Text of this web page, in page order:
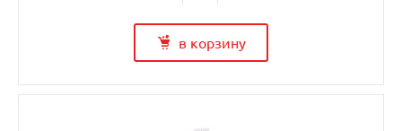
в корзину